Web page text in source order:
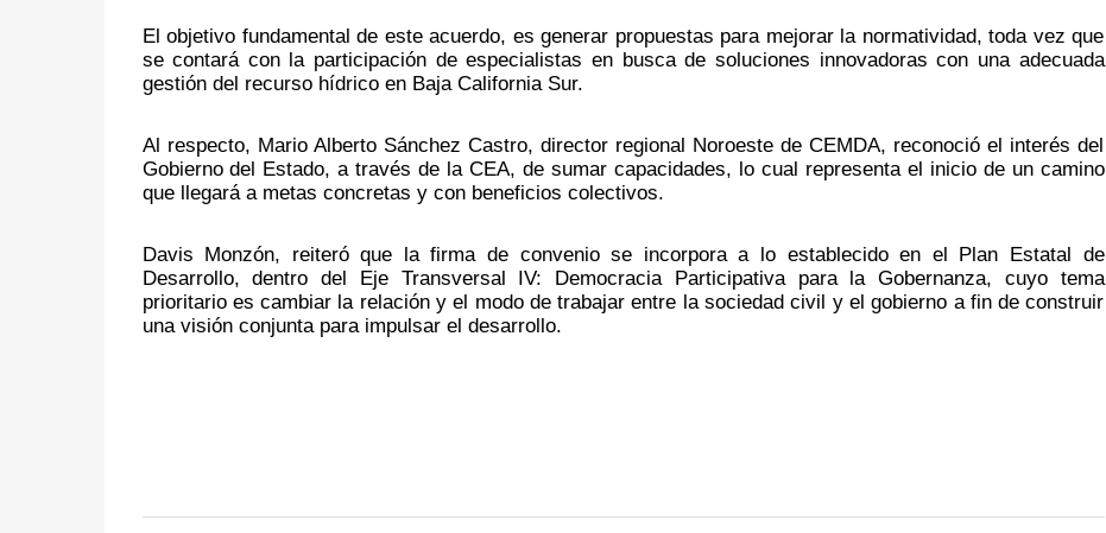
El objetivo fundamental de este acuerdo, es generar propuestas para mejorar la normatividad, toda vez que
se contará con la participación de especialistas en busca de soluciones innovadoras con una adecuada
gestión del recurso hídrico en Baja California Sur.
Al respecto, Mario Alberto Sánchez Castro, director regional Noroeste de CEMDA, reconoció el interés del
Gobierno del Estado, a través de la CEA, de sumar capacidades, lo cual representa el inicio de un camino
que llegará a metas concretas y con beneficios colectivos.
Davis Monzón, reiteró que la firma de convenio se incorpora a lo establecido en el Plan Estatal de
Desarrollo, dentro del Eje Transversal IV: Democracia Participativa para la Gobernanza, cuyo tema
prioritario es cambiar la relación y el modo de trabajar entre la sociedad civil y el gobierno a fin de construir
una visión conjunta para impulsar el desarrollo.